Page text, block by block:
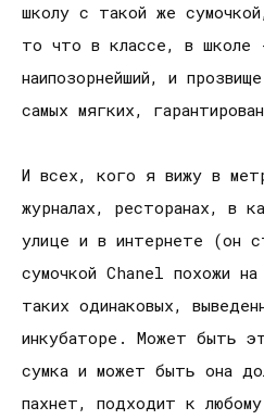
школу с такой же
то что в классе, в школе
наипозорнейший, и
самых мягких,
И всех, кого я вижу в
журналах, ресторанах, в
улице и в интернете (он
сумочкой Chanel похожи
таких одинаковых,
инкубаторе. Может быть
сумка и может быть она
пахнет, подходит к